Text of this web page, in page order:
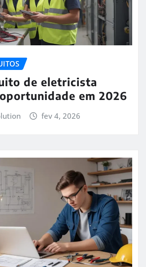
de eletricista
em 2026
fev 4, 2026